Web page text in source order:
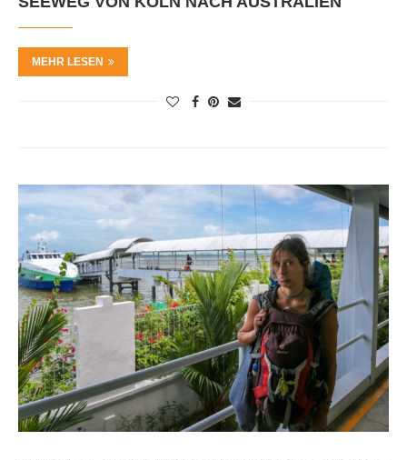
MEHR LESEN